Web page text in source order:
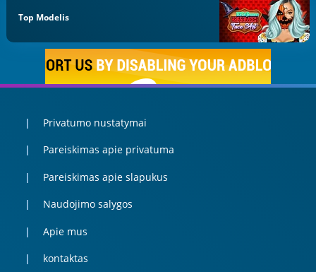
Top Modelis
Privatumo nustatymai
Pareiskimas apie privatuma
Pareiskimas apie slapukus
Naudojimo salygos
Apie mus
kontaktas